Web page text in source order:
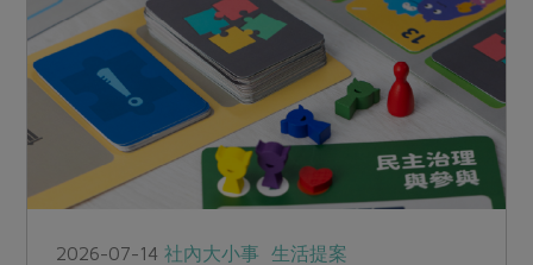
2026-07-14社內大小事 生活提案